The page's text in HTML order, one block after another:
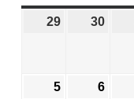
29 30
5 6